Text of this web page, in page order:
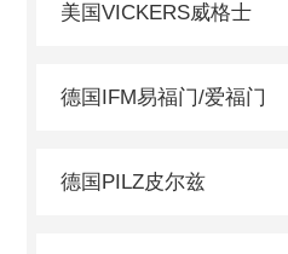
美国VICKERS威格士
德国IFM易福门/爱福门
德国PILZ皮尔兹